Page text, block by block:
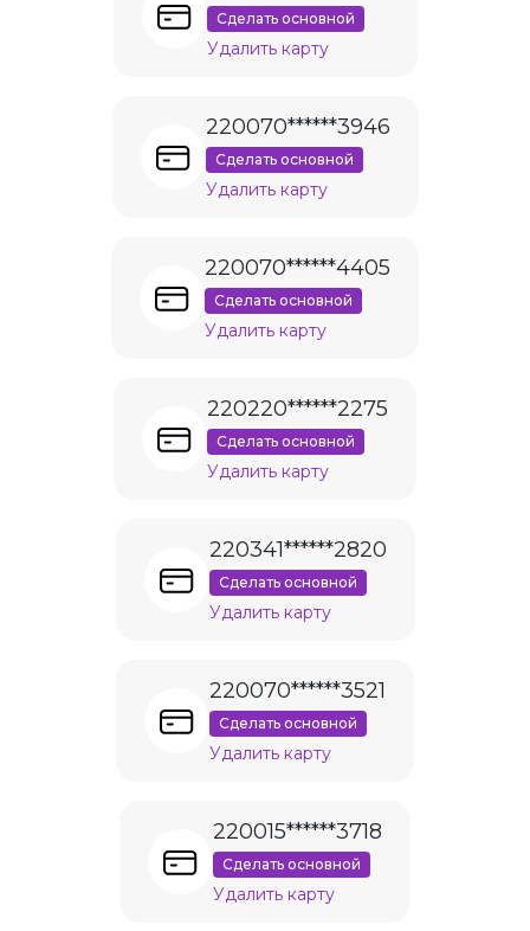
Сделать основной
Удалить карту
220070******3946
Сделать основной
Удалить карту
220070******4405
Сделать основной
Удалить карту
220220******2275
Сделать основной
Удалить карту
220341******2820
Сделать основной
Удалить карту
220070******3521
Сделать основной
Удалить карту
220015******3718
Сделать основной
Удалить карту